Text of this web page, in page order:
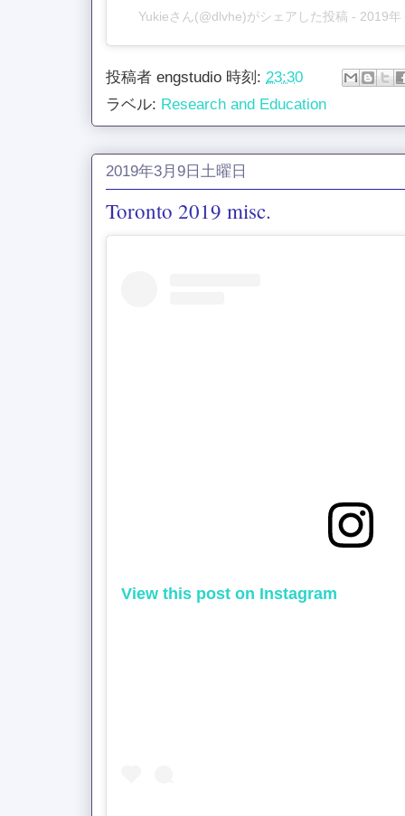
Yukieさん(@dlvhe)がシェアした投稿 - 2019年
投稿者 engstudio 時刻: 23:30
ラベル: Research and Education
2019年3月9日土曜日
Toronto 2019 misc.
View this post on Instagram